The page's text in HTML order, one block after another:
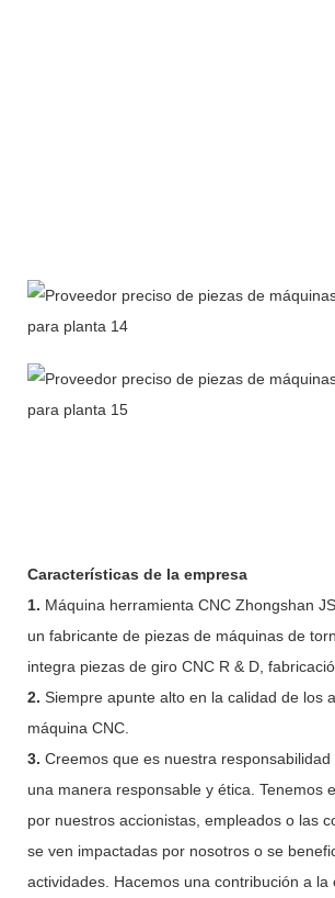
Características de la empresa
1. Máquina herramienta CNC Zhongshan
un fabricante de piezas de máquinas de
integra piezas de giro CNC R & D,
2. Siempre apunte alto en la calidad de los
máquina CNC.
3. Creemos que es nuestra
una manera responsable y ética. Tenemos
por nuestros accionistas, empleados o las
se ven impactadas por nosotros o se
actividades. Hacemos una contribución a la